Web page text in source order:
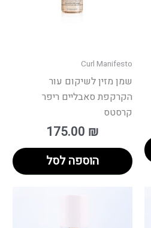
Curl Manifesto
שמן מזין לשיקום עור
הקרקפת סאבליים ריפר
קרסטס
175.00 ₪
הוספה לסל